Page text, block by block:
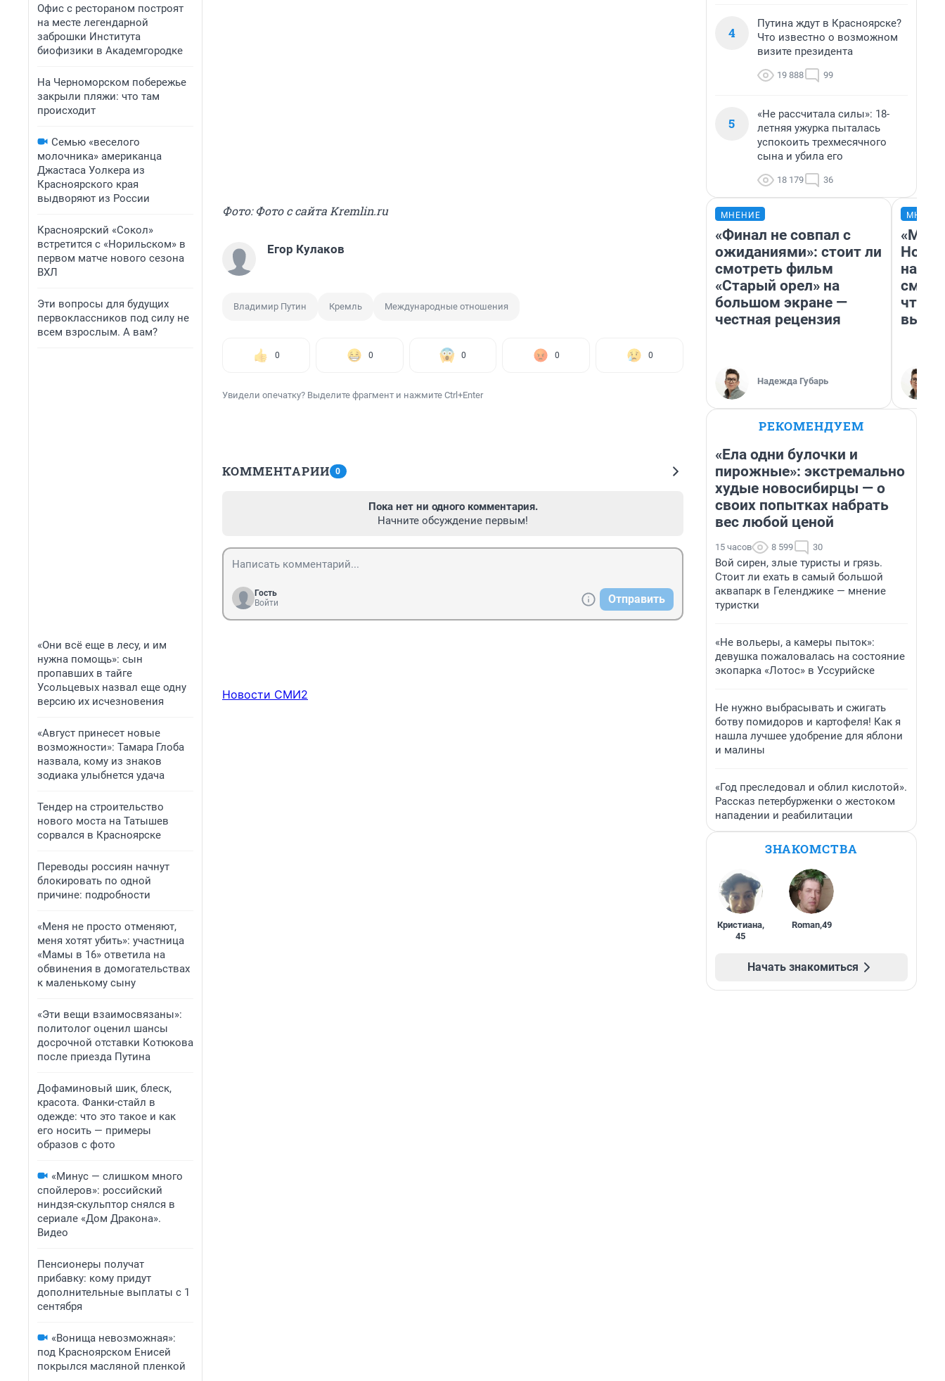
Офис с рестораном построят
на месте легендарной
заброшки Института
биофизики в Академгородке
На Черноморском побережье
закрыли пляжи: что там
происходит
Семью «веселого
молочника» американца
Джастаса Уолкера из
Красноярского края
выдворяют из России
Красноярский «Сокол»
встретится с «Норильском» в
первом матче нового сезона
ВХЛ
Эти вопросы для будущих
первоклассников под силу не
всем взрослым. А вам?
«Они всё еще в лесу, и им
нужна помощь»: сын
пропавших в тайге
Усольцевых назвал еще одну
версию их исчезновения
«Август принесет новые
возможности»: Тамара Глоба
назвала, кому из знаков
зодиака улыбнется удача
Тендер на строительство
нового моста на Татышев
сорвался в Красноярске
Переводы россиян начнут
блокировать по одной
причине: подробности
«Меня не просто отменяют,
меня хотят убить»: участница
«Мамы в 16» ответила на
обвинения в домогательствах
к маленькому сыну
«Эти вещи взаимосвязаны»:
политолог оценил шансы
досрочной отставки Котюкова
после приезда Путина
Дофаминовый шик, блеск,
красота. Фанки-стайл в
одежде: что это такое и как
его носить — примеры
образов с фото
«Минус — слишком много
спойлеров»: российский
ниндзя-скульптор снялся в
сериале «Дом Дракона».
Видео
Пенсионеры получат
прибавку: кому придут
дополнительные выплаты с 1
сентября
«Вонища невозможная»:
под Красноярском Енисей
покрылся масляной пленкой
Фото: Фото с сайта Kremlin.ru
Егор Кулаков
Владимир Путин Кремль Международные отношения
0 0 0 0 0
Увидели опечатку? Выделите фрагмент и нажмите Ctrl+Enter
КОММЕНТАРИИ 0
Пока нет ни одного комментария.
Начните обсуждение первым!
Гость
Войти
Отправить
Новости СМИ2
4
Путина ждут в Красноярске?
Что известно о возможном
визите президента
19 888 99
5
«Не рассчитала силы»: 18-
летняя ужурка пыталась
успокоить трехмесячного
сына и убила его
18 179 36
МНЕНИЕ
«Финал не совпал с
ожиданиями»: стоит ли
смотреть фильм
«Старый орел» на
большом экране —
честная рецензия
Надежда Губарь
«Мы
РЕКОМЕНДУЕМ
«Ела одни булочки и
пирожные»: экстремально
худые новосибирцы — о
своих попытках набрать
вес любой ценой
15 часов 8 599 30
Вой сирен, злые туристы и грязь.
Стоит ли ехать в самый большой
аквапарк в Геленджике — мнение
туристки
«Не вольеры, а камеры пыток»:
девушка пожаловалась на состояние
экопарка «Лотос» в Уссурийске
Не нужно выбрасывать и сжигать
ботву помидоров и картофеля! Как я
нашла лучшее удобрение для яблони
и малины
«Год преследовал и облил кислотой».
Рассказ петербурженки о жестоком
нападении и реабилитации
ЗНАКОМСТВА
Кристиана,
45
Roman,49
Начать знакомиться